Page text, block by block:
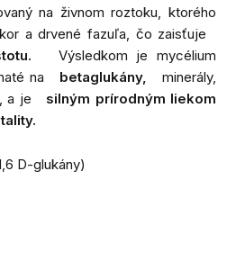
na živnom roztoku, ktorého
a drvené fazuľa, čo zaisťuje
Výsledkom je mycélium
na
betaglukány,
minerály,
a je
silným prírodným liekom
D-glukány)